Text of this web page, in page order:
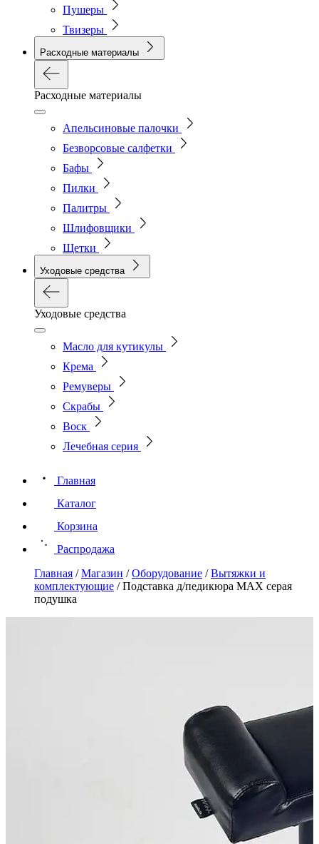
Пушеры
Твизеры
Расходные материалы
Расходные материалы
Апельсиновые палочки
Безворсовые салфетки
Бафы
Пилки
Палитры
Шлифовщики
Щетки
Уходовые средства
Уходовые средства
Масло для кутикулы
Крема
Ремуверы
Скрабы
Воск
Лечебная серия
Главная
Каталог
Корзина
Распродажа
Главная /Магазин /Оборудование /Вытяжки и
комплектующие /Подставка д/педикюра MAX серая
подушка